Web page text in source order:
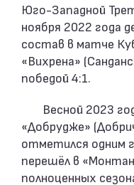
Юго-Западной
ноября 2022 года
состав в матче
«Вихрена»
победой 4:1.
Весной 2023
«Добрудже»
отметился одним
перешёл в
полноценных